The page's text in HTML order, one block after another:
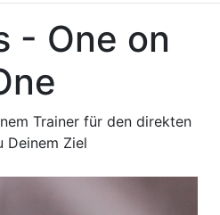
- One on
Trainer für den direkten
Deinem Ziel